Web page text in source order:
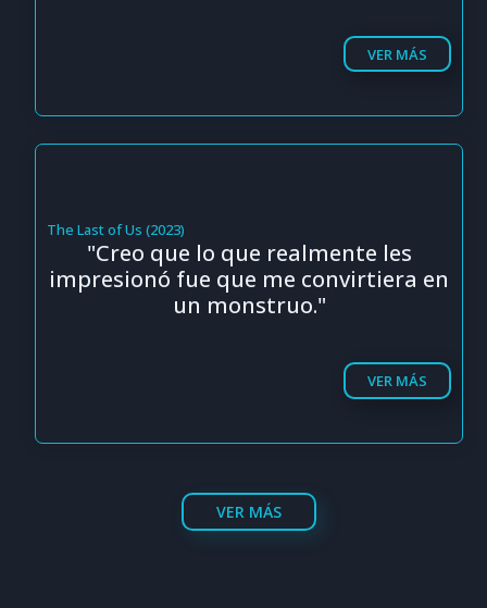
VER MÁS
The Last of Us (2023)
"Creo que lo que realmente les
impresionó fue que me convirtiera en
un monstruo."
VER MÁS
VER MÁS